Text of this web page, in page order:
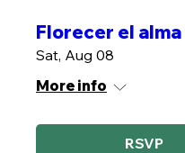
Florecer el alma
Sat, Aug 08
More info
RSVP